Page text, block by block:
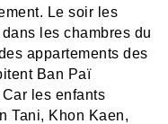
Le soir les
les chambres du
appartements des
Ban Paï
les enfants
Tani, Khon Kaen,